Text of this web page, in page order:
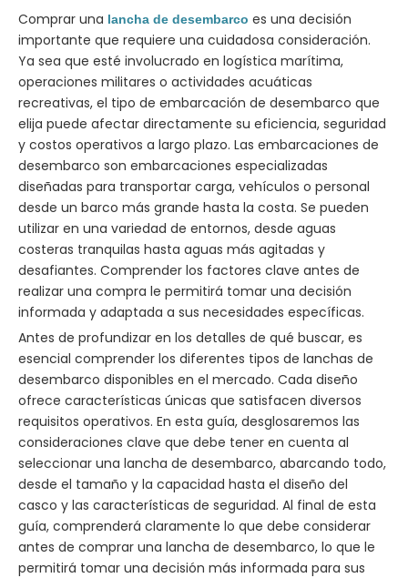
Comprar una lancha de desembarco es una decisión
importante que requiere una cuidadosa consideración.
Ya sea que esté involucrado en logística marítima,
operaciones militares o actividades acuáticas
recreativas, el tipo de embarcación de desembarco que
elija puede afectar directamente su eficiencia, seguridad
y costos operativos a largo plazo. Las embarcaciones de
desembarco son embarcaciones especializadas
diseñadas para transportar carga, vehículos o personal
desde un barco más grande hasta la costa. Se pueden
utilizar en una variedad de entornos, desde aguas
costeras tranquilas hasta aguas más agitadas y
desafiantes. Comprender los factores clave antes de
realizar una compra le permitirá tomar una decisión
informada y adaptada a sus necesidades específicas.
Antes de profundizar en los detalles de qué buscar, es
esencial comprender los diferentes tipos de lanchas de
desembarco disponibles en el mercado. Cada diseño
ofrece características únicas que satisfacen diversos
requisitos operativos. En esta guía, desglosaremos las
consideraciones clave que debe tener en cuenta al
seleccionar una lancha de desembarco, abarcando todo,
desde el tamaño y la capacidad hasta el diseño del
casco y las características de seguridad. Al final de esta
guía, comprenderá claramente lo que debe considerar
antes de comprar una lancha de desembarco, lo que le
permitirá tomar una decisión más informada para sus